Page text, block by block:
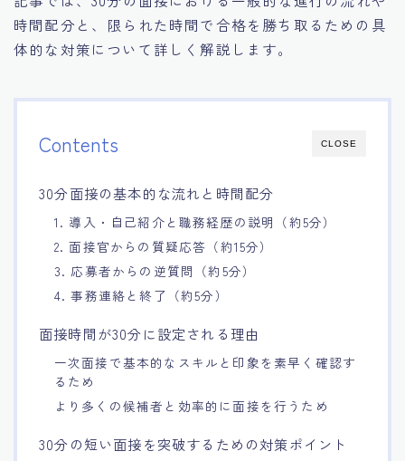
18.転職後の職場に適応するためのヒント
時間配分と、限られた時間で合格を勝ち取るための具
体的な対策について詳しく解説します。
CLOSE
Contents
30分面接の基本的な流れと時間配分
1. 導入・自己紹介と職務経歴の説明（約5分）
2. 面接官からの質疑応答（約15分）
3. 応募者からの逆質問（約5分）
4. 事務連絡と終了（約5分）
面接時間が30分に設定される理由
一次面接で基本的なスキルと印象を素早く確認す
るため
より多くの候補者と効率的に面接を行うため
30分の短い面接を突破するための対策ポイント